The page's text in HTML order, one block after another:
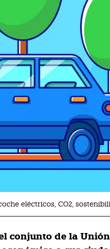
eléctricos, CO2,
conjunto de la Unión